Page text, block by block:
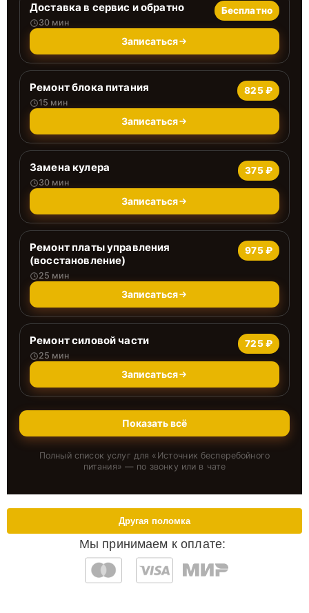
Доставка в сервис и обратно
30 мин
Бесплатно
Записаться
Ремонт блока питания
15 мин
825 ₽
Записаться
Замена кулера
30 мин
375 ₽
Записаться
Ремонт платы управления
(восстановление)
25 мин
975 ₽
Записаться
Ремонт силовой части
25 мин
725 ₽
Записаться
Показать всё
Полный список услуг для « Источник бесперебойного
питания» — по звонку или в чате
Мы принимаем к оплате:
Другая поломка